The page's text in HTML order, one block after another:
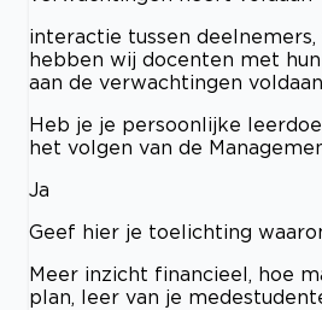
interactie tussen
hebben wij docenten met
aan de verwachtingen
Heb je je persoonlijke
het volgen van de
Ja
Geef hier je toelichting
Meer inzicht financieel, hoe
plan, leer van je